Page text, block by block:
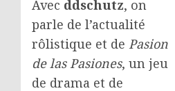
Avec ddschutz, on
parle de l’actualité
rôlistique et de Pasion
de las Pasiones, un jeu
de drama et de